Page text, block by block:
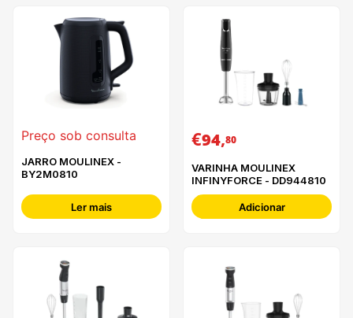
Preço sob consulta
JARRO MOULINEX -
BY2M0810
Ler mais
€94,80
VARINHA MOULINEX
INFINYFORCE - DD944810
Adicionar